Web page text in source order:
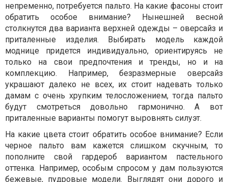
непременно, потребуется пальто. На какие фасоны стоит
обратить особое внимание? Нынешней весной
столкнутся два варианта верхней одежды – оверсайз и
приталенные изделия. Выбирать модель каждой
моднице придется индивидуально, ориентируясь не
только на свои предпочтения и тренды, но и на
комплекцию. Например, безразмерные оверсайз
украшают далеко не всех, их стоит надевать только
дамам с очень хрупким телосложением, тогда пальто
будут смотреться довольно гармонично. А вот
приталенные варианты помогут выровнять силуэт.
На какие цвета стоит обратить особое внимание? Если
черное пальто вам кажется слишком скучным, то
пополните свой гардероб вариантом пастельного
оттенка. Например, особым спросом у дам пользуются
бежевые, пудровые модели. Выглядят они дорого и